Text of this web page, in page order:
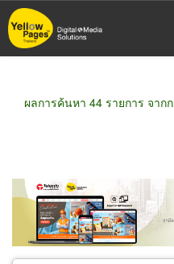
ข้าม
ไป
ผลการค้นหา 44 รายการ จาก
ขายส่ง ขายปลีก
ผู้ส่งออก/นำเข้า
ธุร